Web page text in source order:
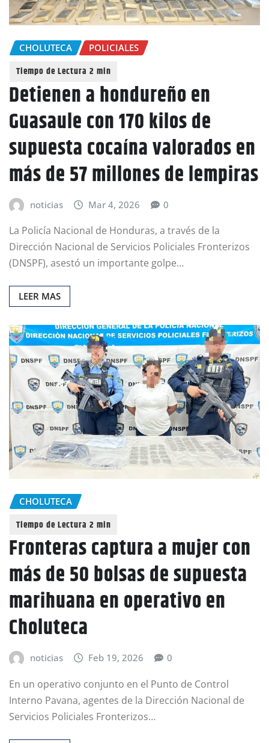
CHOLUTECA POLICIALES
Detienen a hondureño en
Guasaule con 170 kilos de
supuesta cocaína valorados en
más de 57 millones de lempiras
noticias Mar 4, 2026 0
La Policía Nacional de Honduras, a través de la
Dirección Nacional de Servicios Policiales Fronterizos
(DNSPF), asestó un importante golpe…
LEER MAS
CHOLUTECA
Fronteras captura a mujer con
más de 50 bolsas de supuesta
marihuana en operativo en
Choluteca
noticias Feb 19, 2026 0
En un operativo conjunto en el Punto de Control
Interno Pavana, agentes de la Dirección Nacional de
Servicios Policiales Fronterizos…